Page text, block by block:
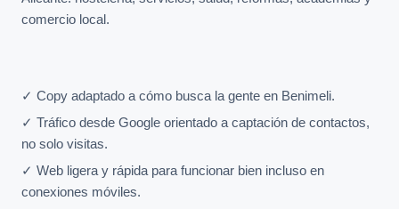
comercio local.
✓ Copy adaptado a cómo busca la gente en Benimeli.
✓ Tráfico desde Google orientado a captación de contactos,
no solo visitas.
✓ Web ligera y rápida para funcionar bien incluso en
conexiones móviles.